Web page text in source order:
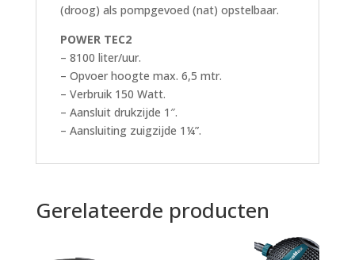
(droog) als pompgevoed (nat) opstelbaar.
POWER TEC2
– 8100 liter/uur.
– Opvoer hoogte max. 6,5 mtr.
– Verbruik 150 Watt.
– Aansluit drukzijde 1″.
– Aansluiting zuigzijde 1¼”.
Gerelateerde producten